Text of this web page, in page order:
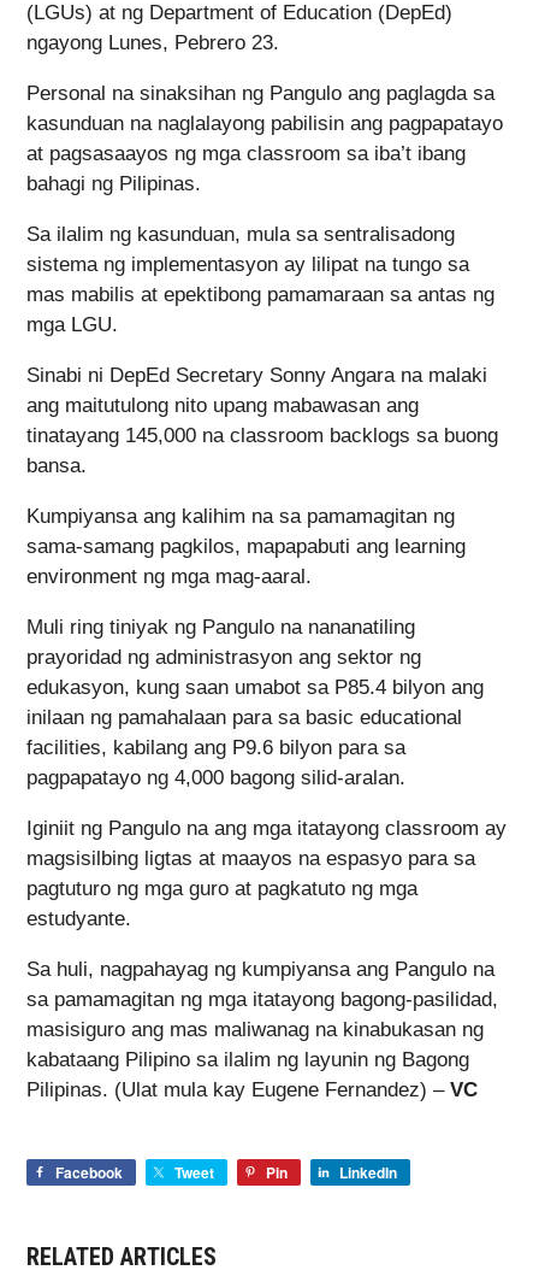
(LGUs) at ng Department of Education (DepEd)
ngayong Lunes, Pebrero 23.
Personal na sinaksihan ng Pangulo ang paglagda sa
kasunduan na naglalayong pabilisin ang pagpapatayo
at pagsasaayos ng mga classroom sa iba’t ibang
bahagi ng Pilipinas.
Sa ilalim ng kasunduan, mula sa sentralisadong
sistema ng implementasyon ay lilipat na tungo sa
mas mabilis at epektibong pamamaraan sa antas ng
mga LGU.
Sinabi ni DepEd Secretary Sonny Angara na malaki
ang maitutulong nito upang mabawasan ang
tinatayang 145,000 na classroom backlogs sa buong
bansa.
Kumpiyansa ang kalihim na sa pamamagitan ng
sama-samang pagkilos, mapapabuti ang learning
environment ng mga mag-aaral.
Muli ring tiniyak ng Pangulo na nananatiling
prayoridad ng administrasyon ang sektor ng
edukasyon, kung saan umabot sa P85.4 bilyon ang
inilaan ng pamahalaan para sa basic educational
facilities, kabilang ang P9.6 bilyon para sa
pagpapatayo ng 4,000 bagong silid-aralan.
Iginiit ng Pangulo na ang mga itatayong classroom ay
magsisilbing ligtas at maayos na espasyo para sa
pagtuturo ng mga guro at pagkatuto ng mga
estudyante.
Sa huli, nagpahayag ng kumpiyansa ang Pangulo na
sa pamamagitan ng mga itatayong bagong-pasilidad,
masisiguro ang mas maliwanag na kinabukasan ng
kabataang Pilipino sa ilalim ng layunin ng Bagong
Pilipinas. (Ulat mula kay Eugene Fernandez) – VC
Facebook Tweet Pin LinkedIn
RELATED ARTICLES